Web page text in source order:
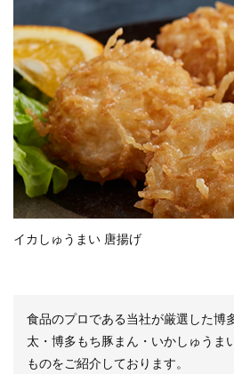
イカしゅうまい 唐揚げ
食品のプロである当社が厳選した博
太・博多もち豚まん・いかしゅうま
ものをご紹介しております。